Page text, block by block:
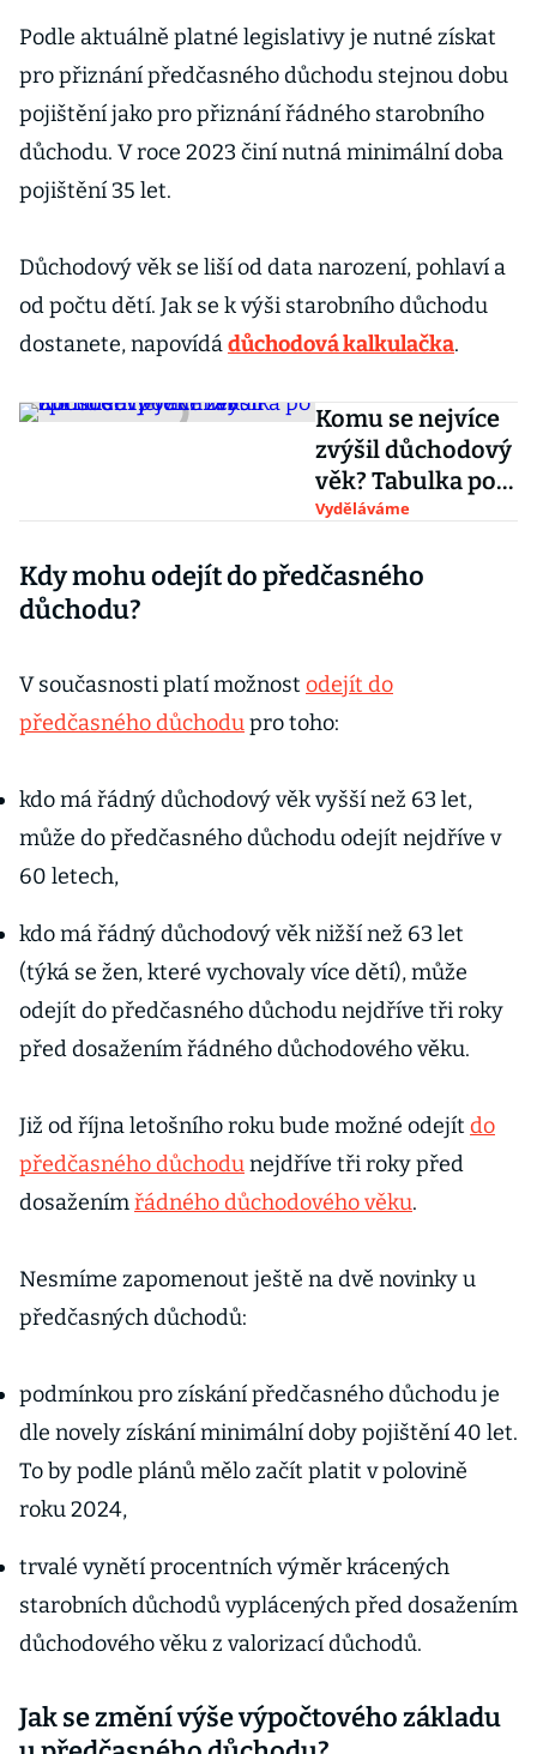
Podle aktuálně platné legislativy je nutné získat
pro přiznání předčasného důchodu stejnou dobu
pojištění jako pro přiznání řádného starobního
důchodu. V roce 2023 činí nutná minimální doba
pojištění 35 let.
Důchodový věk se liší od data narození, pohlaví a
od počtu dětí. Jak se k výši starobního důchodu
dostanete, napovídádůchodová kalkulačka.
Komu se nejvíce
zvýšil důchodový
věk? Tabulka po
zpřísnění
Vyděláváme
Kdy mohu odejít do předčasného
důchodu?
V současnosti platí možnost odejít do
předčasného důchodupro toho:
kdo má řádný důchodový věk vyšší než 63 let,
může do předčasného důchodu odejít nejdříve v
60 letech,
kdo má řádný důchodový věk nižší než 63 let
(týká se žen, které vychovaly více dětí), může
odejít do předčasného důchodu nejdříve tři roky
před dosažením řádného důchodového věku.
Již od října letošního roku bude možné odejít do
předčasného důchodunejdříve tři roky před
dosaženímřádného důchodového věku.
Nesmíme zapomenout ještě na dvě novinky u
předčasných důchodů:
podmínkou pro získání předčasného důchodu je
dle novely získání minimální doby pojištění 40 let.
To by podle plánů mělo začít platit v polovině
roku 2024,
trvalé vynětí procentních výměr krácených
starobních důchodů vyplácených před dosažením
důchodového věku z valorizací důchodů.
Jak se změní výše výpočtového základu